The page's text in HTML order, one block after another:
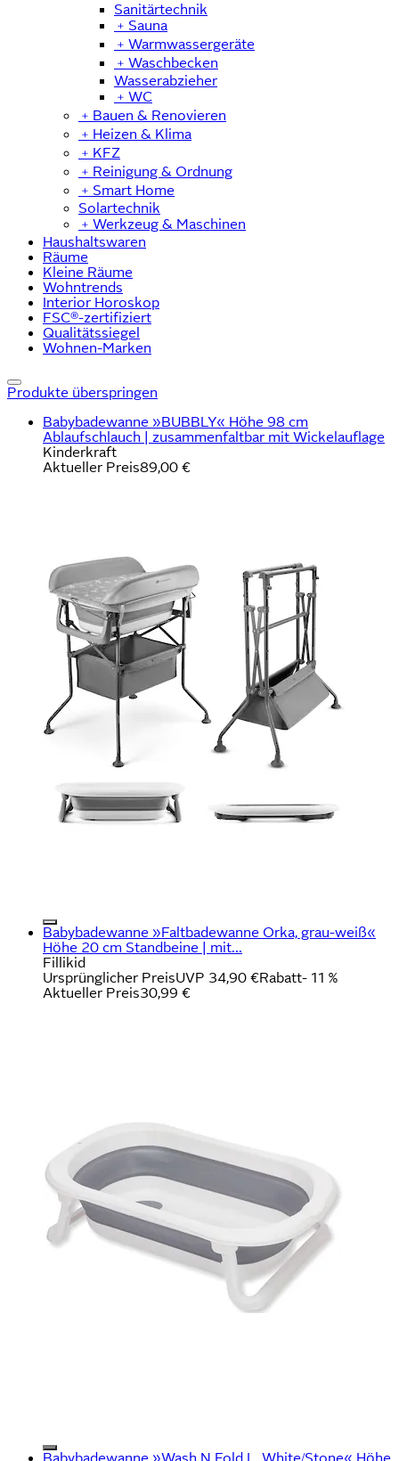
Sanitärtechnik
﹢ Sauna
﹢ Warmwassergeräte
﹢ Waschbecken
Wasserabzieher
﹢ WC
﹢ Bauen & Renovieren
﹢ Heizen & Klima
﹢ KFZ
﹢ Reinigung & Ordnung
﹢ Smart Home
Solartechnik
﹢ Werkzeug & Maschinen
Haushaltswaren
Räume
Kleine Räume
Wohntrends
Interior Horoskop
FSC®-zertifiziert
Qualitätssiegel
Wohnen-Marken
Produkte überspringen
Babybadewanne »BUBBLY« Höhe 98 cm
Ablaufschlauch | zusammenfaltbar mit Wickelauflage
Kinderkraft
Aktueller Preis89,00 €
Babybadewanne »Faltbadewanne Orka, grau-weiß«
Höhe 20 cm Standbeine | mit...
Fillikid
Ursprünglicher PreisUVP 34,90 €Rabatt- 11 %
Aktueller Preis30,99 €
Babybadewanne »Wash N Fold L, White/Stone« Höhe